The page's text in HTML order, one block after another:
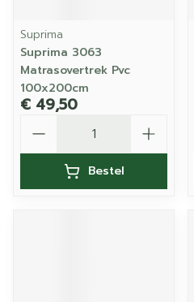
Suprima
Suprima 3063
Matrasovertrek Pvc
100x200cm
€ 49,50
Bestel